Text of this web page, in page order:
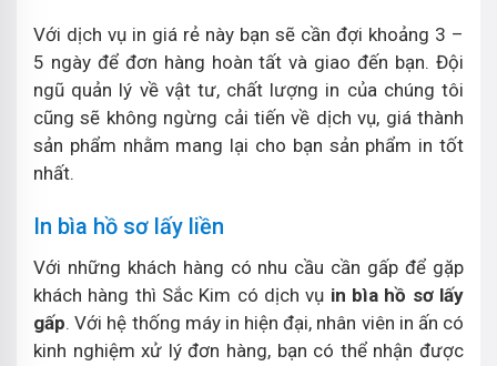
Với dịch vụ in giá rẻ này bạn sẽ cần đợi khoảng 3 –
5 ngày để đơn hàng hoàn tất và giao đến bạn. Đội
ngũ quản lý về vật tư, chất lượng in của chúng tôi
cũng sẽ không ngừng cải tiến về dịch vụ, giá thành
sản phẩm nhằm mang lại cho bạn sản phẩm in tốt
nhất.
In bìa hồ sơ lấy liền
Với những khách hàng có nhu cầu cần gấp để gặp
khách hàng thì Sắc Kim có dịch vụ in bìa hồ sơ lấy
gấp. Với hệ thống máy in hiện đại, nhân viên in ấn có
kinh nghiệm xử lý đơn hàng, bạn có thể nhận được